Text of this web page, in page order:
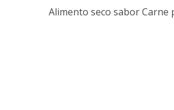
Alimento seco sabor Carne